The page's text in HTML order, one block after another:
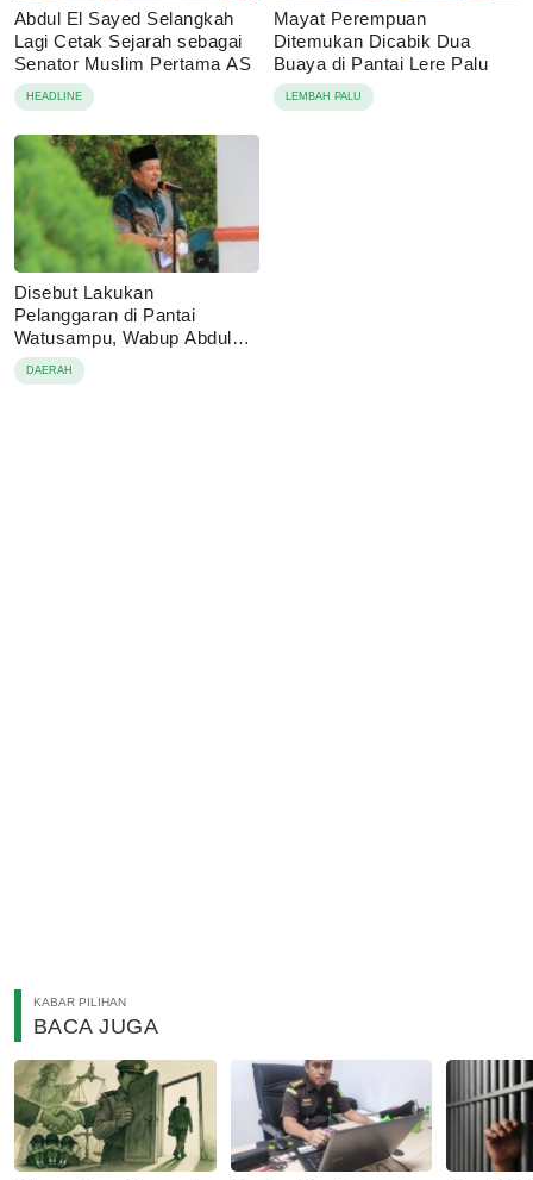
Abdul El Sayed Selangkah
Lagi Cetak Sejarah sebagai
Senator Muslim Pertama AS
HEADLINE
Mayat Perempuan
Ditemukan Dicabik Dua
Buaya di Pantai Lere Palu
LEMBAH PALU
Disebut Lakukan
Pelanggaran di Pantai
Watusampu, Wabup Abdul
Sahid Tegaskan Semua
Berjalan Sesuai Izin
DAERAH
KABAR PILIHAN
BACA JUGA